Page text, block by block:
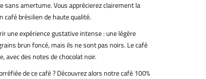
sans amertume. Vous apprécierez clairement la
café brésilien de haute qualité.
une expérience gustative intense : une légère
brun foncé, mais ils ne sont pas noirs. Le café
avec des notes de chocolat noir.
de ce café ? Découvrez alors notre café 100%